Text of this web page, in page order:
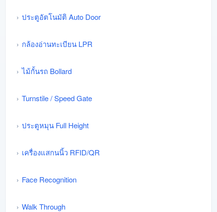
ประตูอัตโนมัติ Auto Door
กล้องอ่านทะเบียน LPR
ไม้กั้นรถ Bollard
Turnstile / Speed Gate
ประตูหมุน Full Height
เครื่องแสกนนิ้ว RFID/QR
Face Recognition
Walk Through